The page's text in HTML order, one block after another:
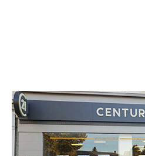
CENTURY 21
17 place
ST PIERRE LE